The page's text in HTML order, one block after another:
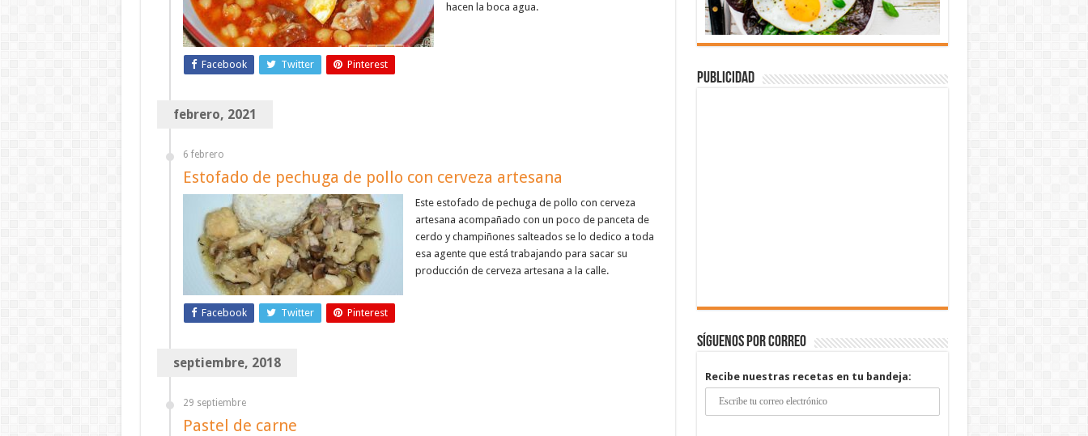
hacen la boca agua.
Facebook Twitter Pinterest
febrero, 2021
6 febrero
Estofado de pechuga de pollo con cerveza artesana
Este estofado de pechuga de pollo con cerveza
artesana acompañado con un poco de panceta de
cerdo y champiñones salteados se lo dedico a toda
esa agente que está trabajando para sacar su
producción de cerveza artesana a la calle.
Facebook Twitter Pinterest
septiembre, 2018
29 septiembre
Pastel de carne
Publicidad
Síguenos por correo
Recibe nuestras recetas en tu bandeja: